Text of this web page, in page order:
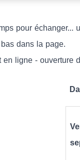
pour échanger...
dans la page.
en ligne - ouverture